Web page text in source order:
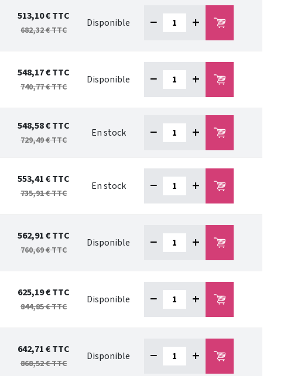
513,10 €TTC
682,32 €TTC
Disponible − +
548,17 €TTC
740,77 €TTC
Disponible − +
548,58 €TTC
729,49 €TTC
En stock − +
553,41 €TTC
735,91 €TTC
En stock − +
562,91 €TTC
760,69 €TTC
Disponible − +
625,19 €TTC
844,85 €TTC
Disponible − +
642,71 €TTC
868,52 €TTC
Disponible − +